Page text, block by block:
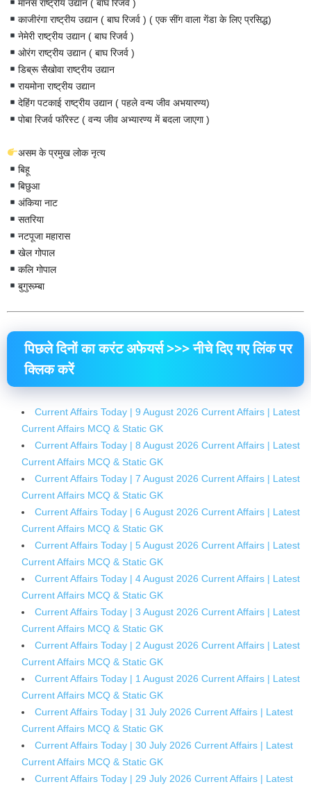
मानस राष्ट्रीय उद्यान ( बाघ रिजर्व )
काजीरंगा राष्ट्रीय उद्यान ( बाघ रिजर्व ) ( एक सींग वाला गेंडा के लिए प्रसिद्ध)
नेमेरी राष्ट्रीय उद्यान ( बाघ रिजर्व )
ओरंग राष्ट्रीय उद्यान ( बाघ रिजर्व )
डिब्रू सैखोवा राष्ट्रीय उद्यान
रायमोना राष्ट्रीय उद्यान
देहिंग पटकाई राष्ट्रीय उद्यान ( पहले वन्य जीव अभयारण्य)
पोबा रिजर्व फॉरेस्ट ( वन्य जीव अभ्यारण्य में बदला जाएगा )
असम के प्रमुख लोक नृत्य
बिहू
बिछुआ
अंकिया नाट
सतरिया
नटपूजा महारास
खेल गोपाल
कलि गोपाल
बुगुरूम्बा
पिछलेदिनोंकाकरंटअफेयर्स>>>नीचेदिएगएलिंकपर
क्लिककरें
Current Affairs Today | 9 August 2026 Current Affairs | Latest
Current Affairs MCQ & Static GK
Current Affairs Today | 8 August 2026 Current Affairs | Latest
Current Affairs MCQ & Static GK
Current Affairs Today | 7 August 2026 Current Affairs | Latest
Current Affairs MCQ & Static GK
Current Affairs Today | 6 August 2026 Current Affairs | Latest
Current Affairs MCQ & Static GK
Current Affairs Today | 5 August 2026 Current Affairs | Latest
Current Affairs MCQ & Static GK
Current Affairs Today | 4 August 2026 Current Affairs | Latest
Current Affairs MCQ & Static GK
Current Affairs Today | 3 August 2026 Current Affairs | Latest
Current Affairs MCQ & Static GK
Current Affairs Today | 2 August 2026 Current Affairs | Latest
Current Affairs MCQ & Static GK
Current Affairs Today | 1 August 2026 Current Affairs | Latest
Current Affairs MCQ & Static GK
Current Affairs Today | 31 July 2026 Current Affairs | Latest
Current Affairs MCQ & Static GK
Current Affairs Today | 30 July 2026 Current Affairs | Latest
Current Affairs MCQ & Static GK
Current Affairs Today | 29 July 2026 Current Affairs | Latest